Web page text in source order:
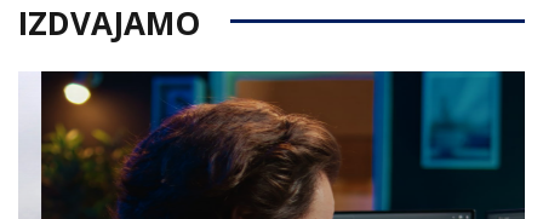
IZDVAJAMO